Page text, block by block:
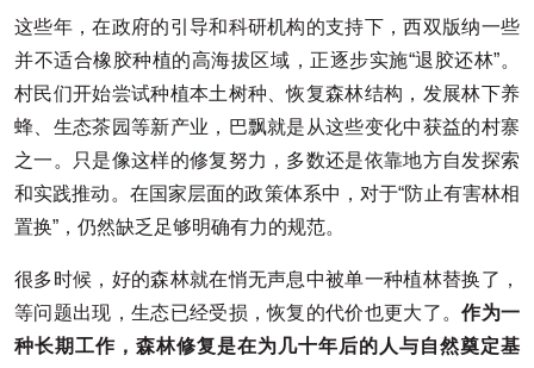
这些年，在政府的引导和科研机构的支持下，西双版纳一些
并不适合橡胶种植的高海拔区域，正逐步实施“退胶还林”。
村民们开始尝试种植本土树种、恢复森林结构，发展林下养
蜂、生态茶园等新产业，巴飘就是从这些变化中获益的村寨
之一。只是像这样的修复努力，多数还是依靠地方自发探索
和实践推动。在国家层面的政策体系中，对于“防止有害林相
置换”，仍然缺乏足够明确有力的规范。
很多时候，好的森林就在悄无声息中被单一种植林替换了，
等问题出现，生态已经受损，恢复的代价也更大了。作为一
种长期工作，森林修复是在为几十年后的人与自然奠定基